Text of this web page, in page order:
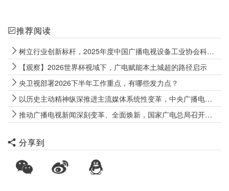
推荐阅读
树立行业创新标杆，2025年度中国广播电视设备工业协会科技创新奖揭晓
【观察】2026世界杯视域下，广电赋能本土城超的路径启示
央卫视部署2026下半年工作重点，有哪些发力点？
以历史主动精神纵深推进主流媒体系统性变革，中央广播电视总台召开2026年年中工作推进会
推动广播电视新闻深刻变革、全面焕新，国家广电总局召开广播电视新闻高质量发展座谈会
分享到